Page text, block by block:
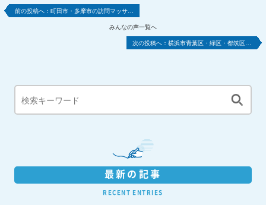
町田市・多摩市の訪問マッサ…
みんなの声一覧へ
横浜市青葉区・緑区・都筑区…
最新の記事
RECENT ENTRIES